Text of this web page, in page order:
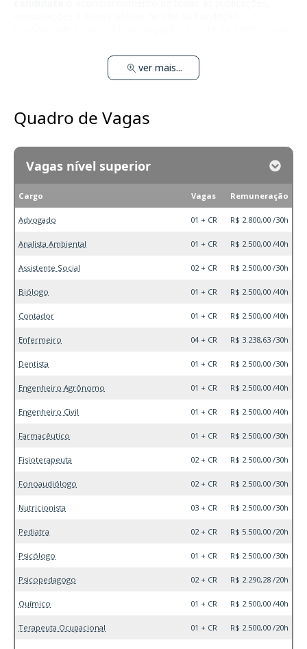
ver mais...
Quadro de Vagas
Vagas nível superior
Cargo Vagas Remuneração
Advogado 01 + CR R$ 2.800,00 /30h
Analista Ambiental 01 + CR R$ 2.500,00 /40h
Assistente Social 02 + CR R$ 2.500,00 /30h
Biólogo 01 + CR R$ 2.500,00 /40h
Contador 01 + CR R$ 2.500,00 /40h
Enfermeiro 04 + CR R$ 3.238,63 /30h
Dentista 01 + CR R$ 2.500,00 /30h
Engenheiro Agrônomo 01 + CR R$ 2.500,00 /40h
Engenheiro Civil 01 + CR R$ 2.500,00 /40h
Farmacêutico 01 + CR R$ 2.500,00 /30h
Fisioterapeuta 02 + CR R$ 2.500,00 /30h
Fonoaudiólogo 02 + CR R$ 2.500,00 /30h
Nutricionista 03 + CR R$ 2.500,00 /30h
Pediatra 02 + CR R$ 5.500,00 /20h
Psicólogo 01 + CR R$ 2.500,00 /30h
Psicopedagogo 02 + CR R$ 2.290,28 /20h
Químico 01 + CR R$ 2.500,00 /40h
Terapeuta Ocupacional 01 + CR R$ 2.500,00 /20h